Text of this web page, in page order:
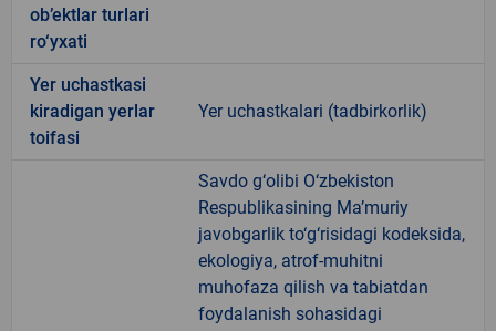
ob’ektlar turlari
ro‘yxati
Yer uchastkasi
kiradigan yerlar
toifasi
Yer uchastkalari (tadbirkorlik)
Savdo g‘olibi O‘zbekiston
Respublikasining Ma’muriy
javobgarlik to‘g‘risidagi kodeksida,
ekologiya, atrof-muhitni
muhofaza qilish va tabiatdan
foydalanish sohasidagi